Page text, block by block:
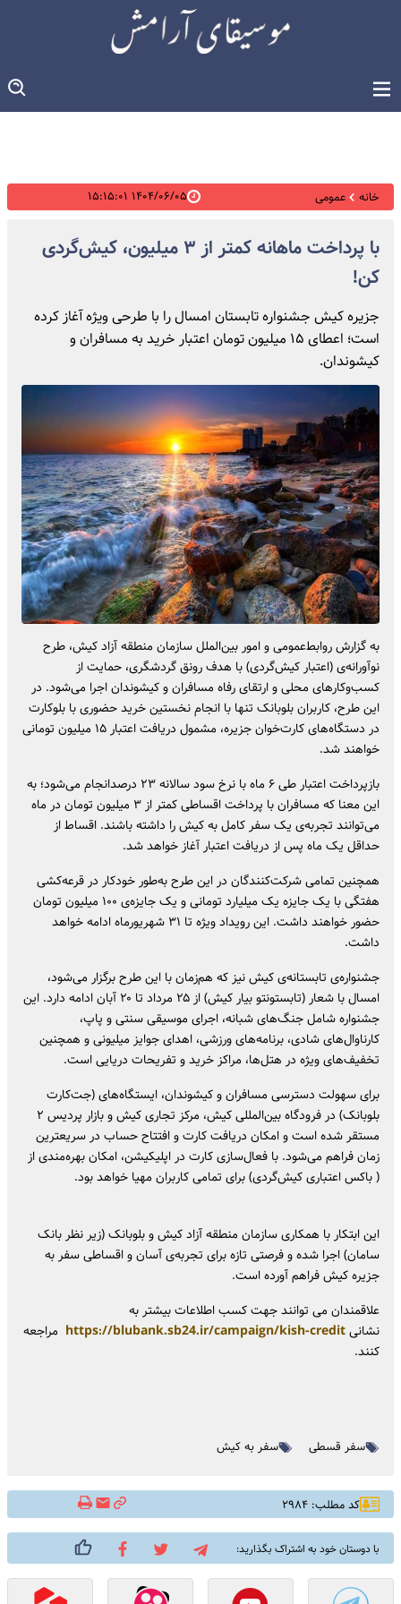
خانه عمومی ۱۴۰۴/۰۶/۰۵ ۱۵:۱۵:۰۱
با پرداخت ماهانه کمتر از ۳ میلیون، کیش‌گردی
کن!
جزیره کیش جشنواره تابستان امسال را با طرحی ویژه آغاز کرده
است؛ اعطای ۱۵ میلیون تومان اعتبار خرید به مسافران و
کیشوندان.
به گزارش روابط‌عمومی و امور بین‌الملل سازمان منطقه آزاد کیش، طرح
نوآورانه‌ی (اعتبار کیش‌گردی) با هدف رونق گردشگری، حمایت از
کسب‌وکارهای محلی و ارتقای رفاه مسافران و کیشوندان اجرا می‌شود. در
این طرح، کاربران بلوبانک تنها با انجام نخستین خرید حضوری با بلوکارت
در دستگاه‌های کارت‌خوان جزیره، مشمول دریافت اعتبار ۱۵ میلیون تومانی
خواهند شد.
بازپرداخت اعتبار طی ۶ ماه با نرخ سود سالانه ۲۳ درصدانجام می‌شود؛ به
این معنا که مسافران با پرداخت اقساطی کمتر از ۳ میلیون تومان در ماه
می‌توانند تجربه‌ی یک سفر کامل به کیش را داشته باشند. اقساط از
حداقل یک ماه پس از دریافت اعتبار آغاز خواهد شد.
همچنین تمامی شرکت‌کنندگان در این طرح به‌طور خودکار در قرعه‌کشی
هفتگی با یک جایزه یک میلیارد تومانی و یک جایزه‌ی ۱۰۰ میلیون تومان
حضور خواهند داشت. این رویداد ویژه تا ۳۱ شهریورماه ادامه خواهد
داشت.
جشنواره‌ی تابستانه‌ی کیش نیز که هم‌زمان با این طرح برگزار می‌شود،
امسال با شعار (تابستونتو بیار کیش) از ۲۵ مرداد تا ۲۰ آبان ادامه دارد. این
جشنواره شامل جنگ‌های شبانه، اجرای موسیقی سنتی و پاپ،
کارناوال‌های شادی، برنامه‌های ورزشی، اهدای جوایز میلیونی و همچنین
تخفیف‌های ویژه در هتل‌ها، مراکز خرید و تفریحات دریایی است.
برای سهولت دسترسی مسافران و کیشوندان، ایستگاه‌های (جت‌کارت
بلوبانک) در فرودگاه بین‌المللی کیش، مرکز تجاری کیش و بازار پردیس ۲
مستقر شده است و امکان دریافت کارت و افتتاح حساب در سریعترین
زمان فراهم می‌شود. با فعال‌سازی کارت در اپلیکیشن، امکان بهره‌مندی از
( باکس اعتباری کیش‌گردی) برای تمامی کاربران مهیا خواهد بود.
این ابتکار با همکاری سازمان منطقه آزاد کیش و بلوبانک (زیر نظر بانک
سامان) اجرا شده و فرصتی تازه برای تجربه‌ی آسان و اقساطی سفر به
جزیره کیش فراهم آورده است.
علاقمندان می توانند جهت کسب اطلاعات بیشتر به
نشانیhttps://blubank.sb24.ir/campaign/kish-credit مراجعه
کنند.
سفر قسطی سفر به کیش
کد مطلب: ۲۹۸۴
با دوستان خود به اشتراک بگذارید: